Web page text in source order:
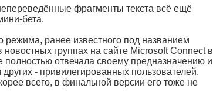
фрагменты текста всё ещё
бета.
режима, ранее известного под названием
группах на сайте Microsoft Connect в
отвечала своему предназначению и
- привилегированных пользователей.
всего, в финальной версии его тоже не